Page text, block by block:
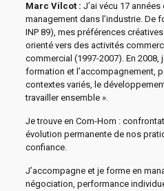
Marc Vilcot : J’ai vécu 17
management dans l’industrie. De
INP 89), mes préférences
orienté vers des activités
commercial (1997-2007). En 2008,
formation et l’accompagnement,
contextes variés, le
travailler ensemble ».
Je trouve en Com-Hom :
évolution permanente de nos
confiance.
J’accompagne et je forme en
négociation, performance